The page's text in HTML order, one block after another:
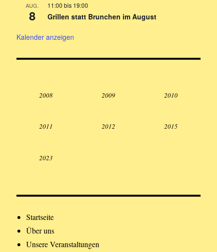
AUG.
8
11:00 bis 19:00
Grillen statt Brunchen im August
Kalender anzeigen
2008 2009 2010
2011 2012 2015
2023
Startseite
Über uns
Unsere Veranstaltungen